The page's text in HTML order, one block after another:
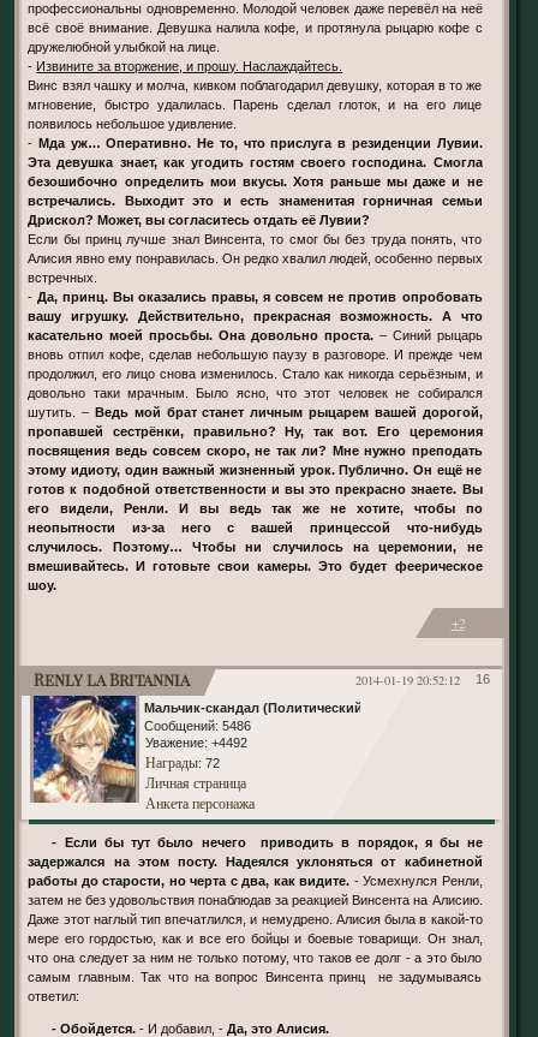
профессиональны одновременно. Молодой человек даже перевёл на неё
всё своё внимание. Девушка налила кофе, и протянула рыцарю кофе с
дружелюбной улыбкой на лице.
- Извините за вторжение, и прошу. Наслаждайтесь.
Винс взял чашку и молча, кивком поблагодарил девушку, которая в то же
мгновение, быстро удалилась. Парень сделал глоток, и на его лице
появилось небольшое удивление.
- Мда уж… Оперативно. Не то, что прислуга в резиденции Лувии.
Эта девушка знает, как угодить гостям своего господина. Смогла
безошибочно определить мои вкусы. Хотя раньше мы даже и не
встречались. Выходит это и есть знаменитая горничная семьи
Дрискол? Может, вы согласитесь отдать её Лувии?
Если бы принц лучше знал Винсента, то смог бы без труда понять, что
Алисия явно ему понравилась. Он редко хвалил людей, особенно первых
встречных.
- Да, принц. Вы оказались правы, я совсем не против опробовать
вашу игрушку. Действительно, прекрасная возможность. А что
касательно моей просьбы. Она довольно проста.– Синий рыцарь
вновь отпил кофе, сделав небольшую паузу в разговоре. И прежде чем
продолжил, его лицо снова изменилось. Стало как никогда серьёзным, и
довольно таки мрачным. Было ясно, что этот человек не собирался
шутить. – Ведь мой брат станет личным рыцарем вашей дорогой,
пропавшей сестрёнки, правильно? Ну, так вот. Его церемония
посвящения ведь совсем скоро, не так ли? Мне нужно преподать
этому идиоту, один важный жизненный урок. Публично. Он ещё не
готов к подобной ответственности и вы это прекрасно знаете. Вы
его видели, Ренли. И вы ведь так же не хотите, чтобы по
неопытности из-за него с вашей принцессой что-нибудь
случилось. Поэтому… Чтобы ни случилось на церемонии, не
вмешивайтесь. И готовьте свои камеры. Это будет феерическое
шоу.
+2
16
2014-01-19 20:52:12
Renly la Britannia
Мальчик-скандал (Политический)
Сообщений: 5486
Уважение: +4492
Награды: 72
Личная страница
Анкета персонажа
- Если бы тут было нечего приводить в порядок, я бы не
задержался на этом посту. Надеялся уклоняться от кабинетной
работы до старости, но черта с два, как видите. - Усмехнулся Ренли,
затем не без удовольствия понаблюдав за реакцией Винсента на Алисию.
Даже этот наглый тип впечатлился, и немудрено. Алисия была в какой-то
мере его гордостью, как и все его бойцы и боевые товарищи. Он знал,
что она следует за ним не только потому, что таков ее долг - а это было
самым главным. Так что на вопрос Винсента принц не задумываясь
ответил:
- Обойдется. - И добавил, -Да, это Алисия.